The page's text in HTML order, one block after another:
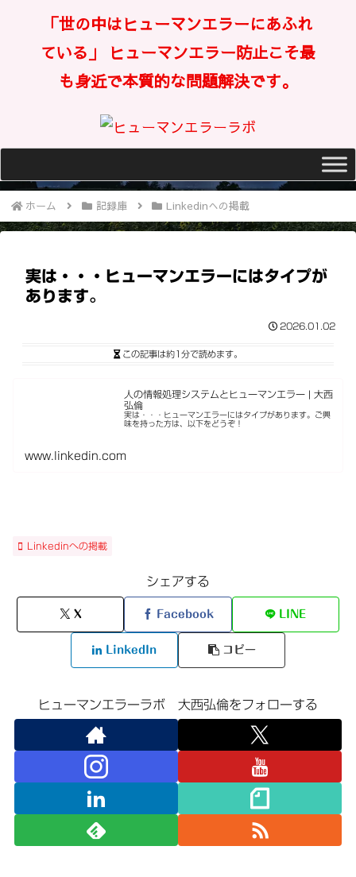
「世の中はヒューマンエラーにあふれ
ている」 ヒューマンエラー防止こそ最
も身近で本質的な問題解決です。
ホーム 記録庫 Linkedinへの掲載
実は・・・ヒューマンエラーにはタイプが
あります。
2026.01.02
この記事は約1分で読めます。
人の情報処理システムとヒューマンエラー | 大西
弘倫
実は・・・ヒューマンエラーにはタイプがあります。ご興
味を持った方は、以下をどうぞ！
www.linkedin.com
Linkedinへの掲載
シェアする
X Facebook LINE
LinkedIn コピー
ヒューマンエラーラボ 大西弘倫をフォローする